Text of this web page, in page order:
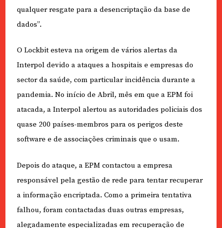
qualquer resgate para a desencriptação da base de
dados”.
O Lockbit esteva na origem de vários alertas da
Interpol devido a ataques a hospitais e empresas do
sector da saúde, com particular incidência durante a
pandemia. No início de Abril, mês em que a EPM foi
atacada, a Interpol alertou as autoridades policiais dos
quase 200 países-membros para os perigos deste
software e de associações criminais que o usam.
Depois do ataque, a EPM contactou a empresa
responsável pela gestão de rede para tentar recuperar
a informação encriptada. Como a primeira tentativa
falhou, foram contactadas duas outras empresas,
alegadamente especializadas em recuperação de